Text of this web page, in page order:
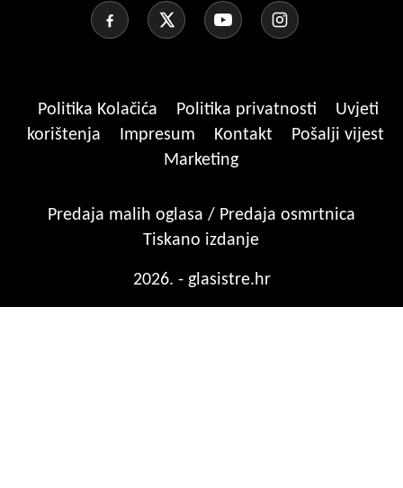
Politika Kolačića Politika privatnosti
Uvjeti
korištenja
Impresum Kontakt
Pošalji vijest
Marketing
Predaja malih oglasa / Predaja osmrtnica
Tiskano izdanje
2026. - glasistre.hr